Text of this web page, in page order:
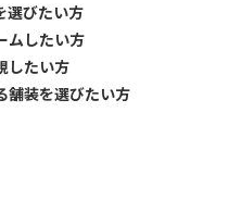
選びたい方
ムしたい方
したい方
舗装を選びたい方